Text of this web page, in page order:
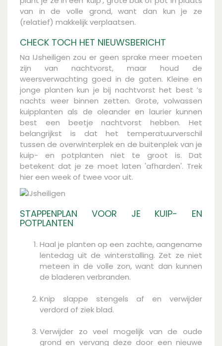
van in de volle grond, want dan kun je ze
(relatief) makkelijk verplaatsen.
CHECK TOCH HET NIEUWSBERICHT
Na IJsheiligen zou er geen sprake meer moeten
zijn van nachtvorst, maar houd de
weersverwachting goed in de gaten. Kleine en
jonge planten kun je bij nachtvorst het best ’s
nachts weer binnen zetten. Grote, volwassen
kuipplanten als de oleander en laurier kunnen
best een beetje nachtvorst hebben. Het
belangrijkst is dat het temperatuurverschil
tussen de overwinterplek en de buitenplek van je
kuip- en potplanten niet te groot is. Dat
betekent dat je ze moet laten 'afharden'. Trek
hier een week of twee voor uit.
STAPPENPLAN VOOR JE KUIP- EN
POTPLANTEN
Haal je planten op een zachte, aangename
lentedag uit de winterstalling. Zet ze niet
meteen in de volle zon, want dan kunnen
de bladeren verbranden.
Knip slappe stengels af en verwijder
verdord of ziek blad.
Verwijder zo veel mogelijk van de oude
grond en vervang deze door een nieuwe